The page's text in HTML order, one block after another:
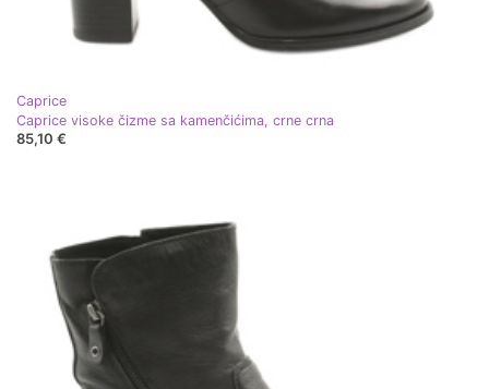
Caprice
Caprice visoke čizme sa kamenčićima, crne crna
85,10 €